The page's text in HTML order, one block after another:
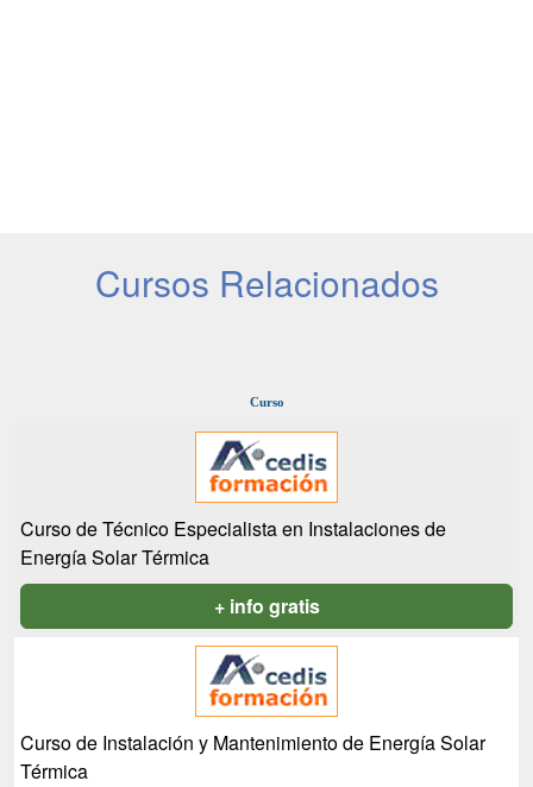
Cursos Relacionados
Curso
Curso de Técnico Especialista en Instalaciones de
Energía Solar Térmica
+ info gratis
Curso de Instalación y Mantenimiento de Energía Solar
Térmica